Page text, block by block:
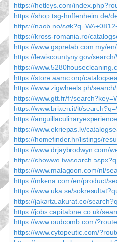
https://hetleys.com/
https://shop.tsg-hoffenheim.de/
https://naob.no/
https://kross-romania.ro/
https://www.gsprefab.com.my/
https://lewiscountyny.gov/
https://
https://store.aamc.org/
https://www.zigwheels.ph/
https://www.gtt.fr/fr/
https://www.brixen.it/it/
https://
https://www.ekriepas.lv/
https://homefinder.hr/listings/
https://www.drjaybrodwyn.com/
https://showwe.tw/
https://www.malagoon.com/nl/
https://mkena.com/en/product/
https://www.uka.se/
https://jakarta.akurat.co/
https://jobs.capitalone.co.uk/
https://www.oudcomb.com/
https://www.cytopeutic.com/